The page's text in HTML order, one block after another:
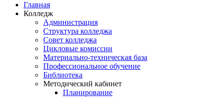
Главная
Колледж
Администрация
Структура колледжа
Совет колледжа
Цикловые комиссии
Материально-техническая база
Профессиональное обучение
Библиотека
Методический кабинет
Планирование